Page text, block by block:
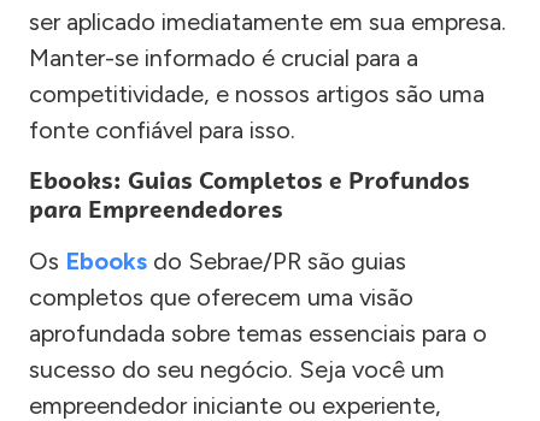
ser aplicado imediatamente em sua empresa.
Manter-se informado é crucial para a
competitividade, e nossos artigos são uma
fonte confiável para isso.
Ebooks: Guias Completos e Profundos
para Empreendedores
Os Ebooks do Sebrae/PR são guias
completos que oferecem uma visão
aprofundada sobre temas essenciais para o
sucesso do seu negócio. Seja você um
empreendedor iniciante ou experiente,